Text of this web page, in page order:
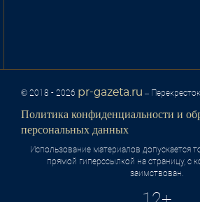
© 2018 - 2026 pr-gazeta.ru –
Политика конфиденциальности и
персональных данных
Использование материалов допускается
прямой гиперссылкой на страницу, с
заимствован.